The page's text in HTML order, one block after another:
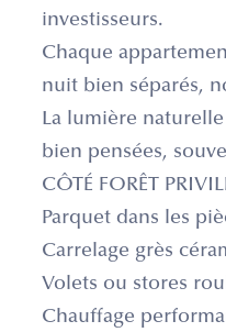
investisseurs.
Chaque
nuit bien séparés,
La lumière
bien pensées,
CÔTÉ FORÊT
Parquet dans les
Carrelage grès
Volets ou stores
Chauffage